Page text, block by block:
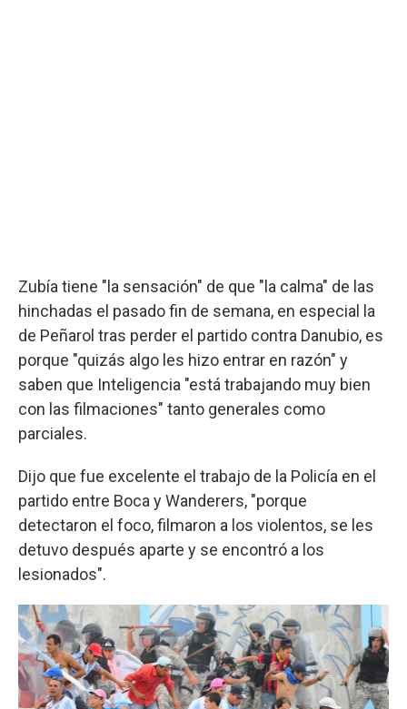
Zubía tiene "la sensación" de que "la calma" de las
hinchadas el pasado fin de semana, en especial la
de Peñarol tras perder el partido contra Danubio, es
porque "quizás algo les hizo entrar en razón" y
saben que Inteligencia "está trabajando muy bien
con las filmaciones" tanto generales como
parciales.
Dijo que fue excelente el trabajo de la Policía en el
partido entre Boca y Wanderers, "porque
detectaron el foco, filmaron a los violentos, se les
detuvo después aparte y se encontró a los
lesionados".